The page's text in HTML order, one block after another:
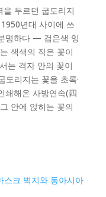
두르던 굽도리지
년대 사이에 쓰
명하다 — 검은색 잉
색색의 작은 꽃이
는 격자 안의 꽃이
도리지는 꽃을 초록·
쇄해온 사방연속(四
안에 앉히는 꽃의